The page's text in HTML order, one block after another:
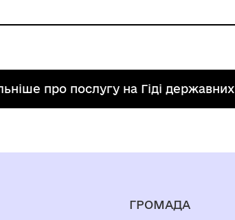
особам, необхідних для
основі.
ст. 1
про послугу на Гіді
ГРОМАДА